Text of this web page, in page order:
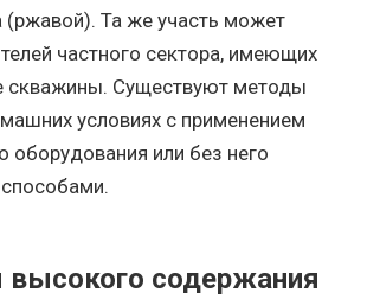
(ржавой). Та же участь может
частного сектора, имеющих
скважины. Существуют методы
условиях с применением
оборудования или без него
содержания